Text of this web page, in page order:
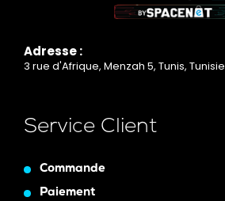
Adresse :
3 rue d'Afrique, Menzah 5, Tunis, Tunisie
Service Client
Commande
Paiement